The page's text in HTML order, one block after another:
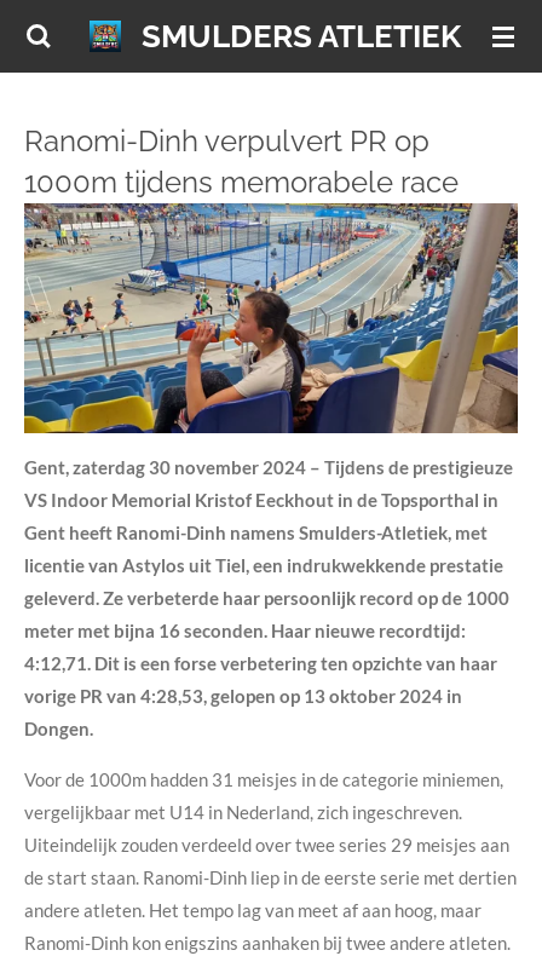
Ga
hoofdinhoud
SMULDERS ATLETIEK
Ranomi-Dinh verpulvert PR op
1000m tijdens memorabele race
Gent, zaterdag 30 november 2024 – Tijdens de prestigieuze
VS Indoor Memorial Kristof Eeckhout in de Topsporthal in
Gent heeft Ranomi-Dinh namens Smulders-Atletiek, met
licentie van Astylos uit Tiel, een indrukwekkende prestatie
geleverd. Ze verbeterde haar persoonlijk record op de 1000
meter met bijna 16 seconden. Haar nieuwe recordtijd:
4:12,71. Dit is een forse verbetering ten opzichte van haar
vorige PR van 4:28,53, gelopen op 13 oktober 2024 in
Dongen.
Voor de 1000m hadden 31 meisjes in de categorie miniemen,
vergelijkbaar met U14 in Nederland, zich ingeschreven.
Uiteindelijk zouden verdeeld over twee series 29 meisjes aan
de start staan. Ranomi-Dinh liep in de eerste serie met dertien
andere atleten. Het tempo lag van meet af aan hoog, maar
Ranomi-Dinh kon enigszins aanhaken bij twee andere atleten.